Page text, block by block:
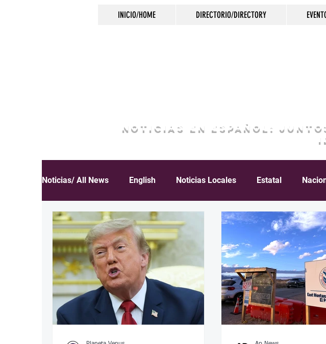
INICIO/HOME DIRECTORIO/DIRECTORY
NOTICIAS EN ESPAÑOL:
Noticias/ All News English Noticias Locales Estatal
Español Educación Inmigración Crimen Negocios
COVID-19 Política Economía Elecciones
Desamparados Carreteras Comunidad Historias que